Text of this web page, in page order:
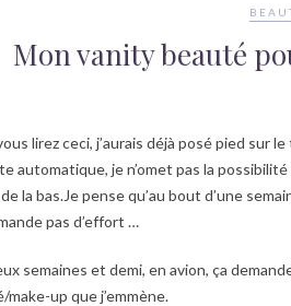
Mon vanity beauté
lirez ceci, j’aurais déjà posé pied sur
automatique, je n’omet pas la
la bas.Je pense qu’au bout d’une
pas d’effort …
semaines et demi, en avion, ça
up que j’emmène.